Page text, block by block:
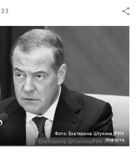
33
Фото: Екатерина Штукина/РИА
Новости